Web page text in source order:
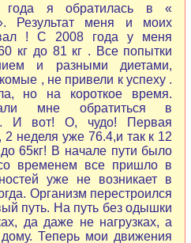
я обратилась в «
Результат меня и моих
! С 2008 года у меня
кг до 81 кг . Все попытки
и разными диетами,
, не привели к успеху .
но на короткое время.
мне обратиться в
И вот! О, чудо! Первая
2 неделя уже 76.4,и так к 12
65кг! В начале пути было
временем все пришло в
уже не возникает в
Организм перестроился
путь. На путь без одышки
да даже не нагрузках, а
Теперь мои движения